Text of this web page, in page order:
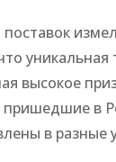
высокое
в
в разные